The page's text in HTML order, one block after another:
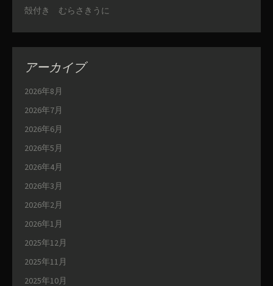
殻付き むらさきうに
アーカイブ
2026年8月
2026年7月
2026年6月
2026年5月
2026年4月
2026年3月
2026年2月
2026年1月
2025年12月
2025年11月
2025年10月